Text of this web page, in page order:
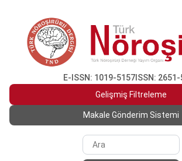
E-ISSN: 1019-5157 ISSN:
Gelişmiş Filtreleme
Makale Gönderim Sistemi